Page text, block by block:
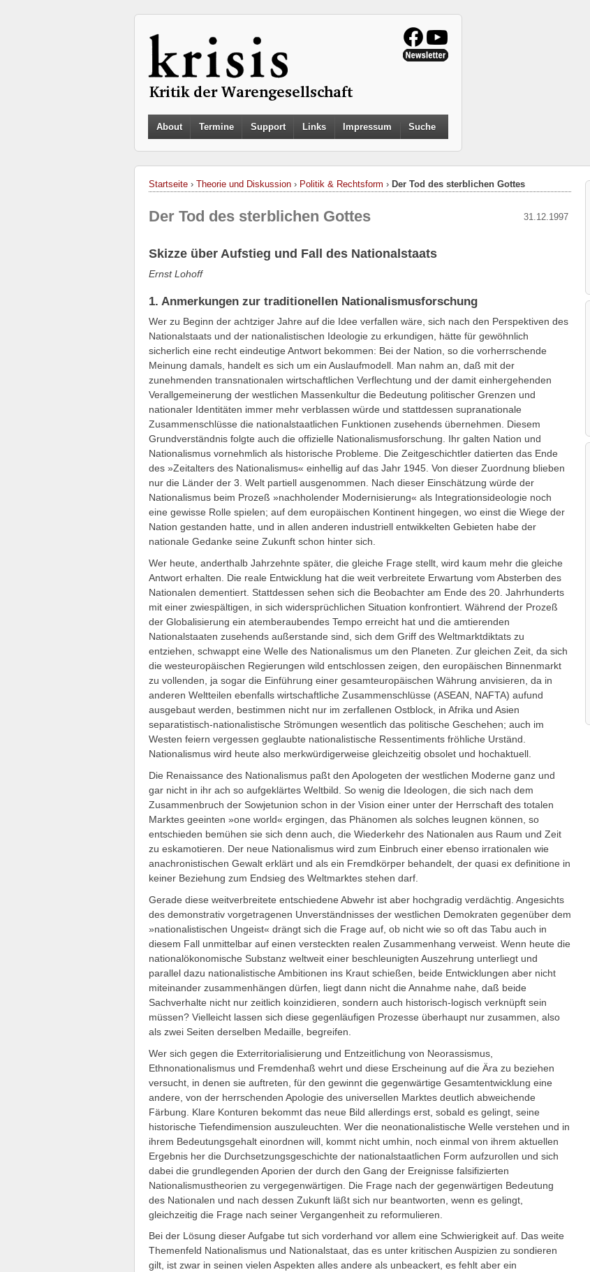
About Termine Support Links Impressum Suche
Startseite › Theorie und Diskussion › Politik & Rechtsform › Der Tod des sterblichen Gottes
31.12.1997
Der Tod des sterblichen Gottes
Skizze über Aufstieg und Fall des Nationalstaats
Ernst Lohoff
1. Anmerkungen zur traditionellen Nationalismusforschung
Wer zu Beginn der achtziger Jahre auf die Idee verfallen wäre, sich nach den Perspektiven des
Nationalstaats und der nationalistischen Ideologie zu erkundigen, hätte für gewöhnlich
sicherlich eine recht eindeutige Antwort bekommen: Bei der Nation, so die vorherrschende
Meinung damals, handelt es sich um ein Auslaufmodell. Man nahm an, daß mit der
zunehmenden transnationalen wirtschaftlichen Verflechtung und der damit einhergehenden
Verallgemeinerung der westlichen Massenkultur die Bedeutung politischer Grenzen und
nationaler Identitäten immer mehr verblassen würde und stattdessen supranationale
Zusammenschlüsse die nationalstaatlichen Funktionen zusehends übernehmen. Diesem
Grundverständnis folgte auch die offizielle Nationalismusforschung. Ihr galten Nation und
Nationalismus vornehmlich als historische Probleme. Die Zeitgeschichtler datierten das Ende
des »Zeitalters des Nationalismus« einhellig auf das Jahr 1945. Von dieser Zuordnung blieben
nur die Länder der 3. Welt partiell ausgenommen. Nach dieser Einschätzung würde der
Nationalismus beim Prozeß »nachholender Modernisierung« als Integrationsideologie noch
eine gewisse Rolle spielen; auf dem europäischen Kontinent hingegen, wo einst die Wiege der
Nation gestanden hatte, und in allen anderen industriell entwikkelten Gebieten habe der
nationale Gedanke seine Zukunft schon hinter sich.
Wer heute, anderthalb Jahrzehnte später, die gleiche Frage stellt, wird kaum mehr die gleiche
Antwort erhalten. Die reale Entwicklung hat die weit verbreitete Erwartung vom Absterben des
Nationalen dementiert. Stattdessen sehen sich die Beobachter am Ende des 20. Jahrhunderts
mit einer zwiespältigen, in sich widersprüchlichen Situation konfrontiert. Während der Prozeß
der Globalisierung ein atemberaubendes Tempo erreicht hat und die amtierenden
Nationalstaaten zusehends außerstande sind, sich dem Griff des Weltmarktdiktats zu
entziehen, schwappt eine Welle des Nationalismus um den Planeten. Zur gleichen Zeit, da sich
die westeuropäischen Regierungen wild entschlossen zeigen, den europäischen Binnenmarkt
zu vollenden, ja sogar die Einführung einer gesamteuropäischen Währung anvisieren, da in
anderen Weltteilen ebenfalls wirtschaftliche Zusammenschlüsse (ASEAN, NAFTA) aufund
ausgebaut werden, bestimmen nicht nur im zerfallenen Ostblock, in Afrika und Asien
separatistisch-nationalistische Strömungen wesentlich das politische Geschehen; auch im
Westen feiern vergessen geglaubte nationalistische Ressentiments fröhliche Urständ.
Nationalismus wird heute also merkwürdigerweise gleichzeitig obsolet und hochaktuell.
Die Renaissance des Nationalismus paßt den Apologeten der westlichen Moderne ganz und
gar nicht in ihr ach so aufgeklärtes Weltbild. So wenig die Ideologen, die sich nach dem
Zusammenbruch der Sowjetunion schon in der Vision einer unter der Herrschaft des totalen
Marktes geeinten »one world« ergingen, das Phänomen als solches leugnen können, so
entschieden bemühen sie sich denn auch, die Wiederkehr des Nationalen aus Raum und Zeit
zu eskamotieren. Der neue Nationalismus wird zum Einbruch einer ebenso irrationalen wie
anachronistischen Gewalt erklärt und als ein Fremdkörper behandelt, der quasi ex definitione in
keiner Beziehung zum Endsieg des Weltmarktes stehen darf.
Gerade diese weitverbreitete entschiedene Abwehr ist aber hochgradig verdächtig. Angesichts
des demonstrativ vorgetragenen Unverständnisses der westlichen Demokraten gegenüber dem
»nationalistischen Ungeist« drängt sich die Frage auf, ob nicht wie so oft das Tabu auch in
diesem Fall unmittelbar auf einen versteckten realen Zusammenhang verweist. Wenn heute die
nationalökonomische Substanz weltweit einer beschleunigten Auszehrung unterliegt und
parallel dazu nationalistische Ambitionen ins Kraut schießen, beide Entwicklungen aber nicht
miteinander zusammenhängen dürfen, liegt dann nicht die Annahme nahe, daß beide
Sachverhalte nicht nur zeitlich koinzidieren, sondern auch historisch-logisch verknüpft sein
müssen? Vielleicht lassen sich diese gegenläufigen Prozesse überhaupt nur zusammen, also
als zwei Seiten derselben Medaille, begreifen.
Wer sich gegen die Exterritorialisierung und Entzeitlichung von Neorassismus,
Ethnonationalismus und Fremdenhaß wehrt und diese Erscheinung auf die Ära zu beziehen
versucht, in denen sie auftreten, für den gewinnt die gegenwärtige Gesamtentwicklung eine
andere, von der herrschenden Apologie des universellen Marktes deutlich abweichende
Färbung. Klare Konturen bekommt das neue Bild allerdings erst, sobald es gelingt, seine
historische Tiefendimension auszuleuchten. Wer die neonationalistische Welle verstehen und in
ihrem Bedeutungsgehalt einordnen will, kommt nicht umhin, noch einmal von ihrem aktuellen
Ergebnis her die Durchsetzungsgeschichte der nationalstaatlichen Form aufzurollen und sich
dabei die grundlegenden Aporien der durch den Gang der Ereignisse falsifizierten
Nationalismustheorien zu vergegenwärtigen. Die Frage nach der gegenwärtigen Bedeutung
des Nationalen und nach dessen Zukunft läßt sich nur beantworten, wenn es gelingt,
gleichzeitig die Frage nach seiner Vergangenheit zu reformulieren.
Bei der Lösung dieser Aufgabe tut sich vorderhand vor allem eine Schwierigkeit auf. Das weite
Themenfeld Nationalismus und Nationalstaat, das es unter kritischen Auspizien zu sondieren
gilt, ist zwar in seinen vielen Aspekten alles andere als unbeackert, es fehlt aber ein